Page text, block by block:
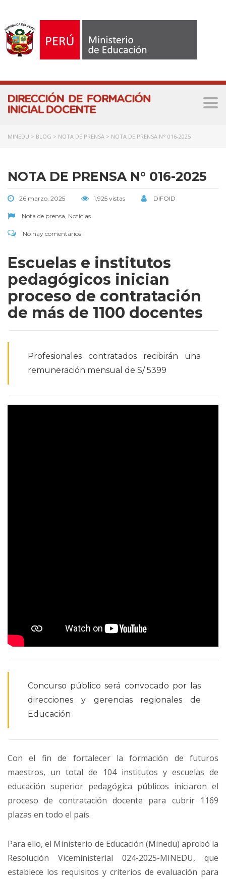
MINEDU > BLOG > NOTA DE PRENSA > NOTA DE PRENSA N° 016-2025
NOTA DE PRENSA N° 016-2025
26 marzo, 2025 1,925 vistas DIFOID
Nota de prensa, Noticias
No hay comentarios
Escuelas e institutos
pedagógicos inician
proceso de contratación
de más de 1100 docentes
Profesionales contratados recibirán una
remuneración mensual de S/ 5399
Concurso público será convocado por las
direcciones y gerencias regionales de
Educación
Con el fin de fortalecer la formación de futuros
maestros, un total de 104 institutos y escuelas de
educación superior pedagógica públicos iniciaron el
proceso de contratación docente para cubrir 1169
plazas en todo el país.
Para ello, el Ministerio de Educación (Minedu) aprobó la
Resolución Viceministerial 024-2025-MINEDU, que
establece los requisitos y criterios de evaluación para